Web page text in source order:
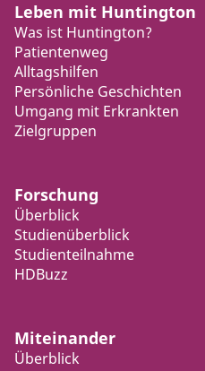
Leben mit Huntington
Was ist Huntington?
Patientenweg
Alltagshilfen
Persönliche Geschichten
Umgang mit Erkrankten
Zielgruppen
Forschung
Überblick
Studienüberblick
Studienteilnahme
HDBuzz
Miteinander
Überblick